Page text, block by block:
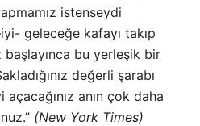
istenseydi
geleceğe kafayı takıp
bu yerleşik bir
değerli şarabı
anın çok daha
(New York Times)